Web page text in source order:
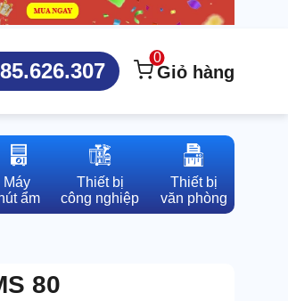
0
Giỏ hàng
Máy
hút ẩm
Thiết bị
công nghiệp
Thiết bị
văn phòng
80